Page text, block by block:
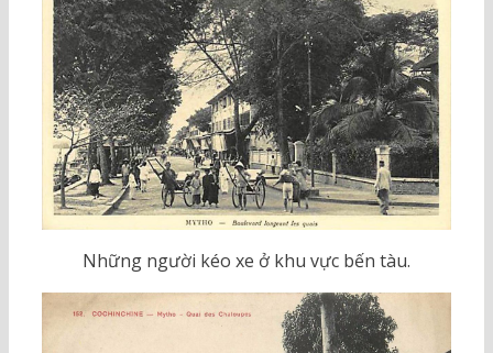
Những người kéo xe ở khu vực bến tàu.